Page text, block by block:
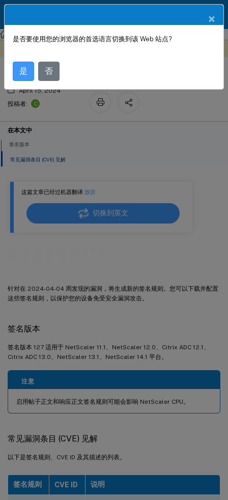
NetScaler NetScaler 13.1 Web App Firewall
这篇文章已经过机器翻译.放弃
切换到英文
针对在 2024-04-04 周发现的漏洞，将生成新的签名规则。您可以下载并配置
这些签名规则，以保护您的设备免受安全漏洞攻击。
签名版本
签名版本 127 适用于 NetScaler 11.1、NetScaler 12.0、Citrix ADC 12.1、
Citrix ADC 13.0、NetScaler 13.1、NetScaler 14.1 平台。
注意
启用帖子正文和响应正文签名规则可能会影响 NetScaler CPU。
常见漏洞条目 (CVE) 见解
以下是签名规则、CVE ID 及其描述的列表。
签名规则 CVE ID 说明
签名更新版本 127
April 15, 2024
投稿者:
C
在本文中
签名版本
常见漏洞条目 (CVE) 见解
×
是否要使用您的浏览器的首选语言切换到该 Web 站点?
是 否